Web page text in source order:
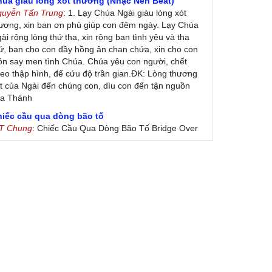
Tấn Trung: 1. Lạy Chúa Ngài giàu lòng xót
xin ban ơn phù giúp con đêm ngày. Lạy Chúa
rộng lòng thứ tha, xin rộng ban tình yêu và tha
ban cho con đầy hồng ân chan chứa, xin cho con
say men tình Chúa. Chúa yêu con người, chết
thập hình, để cứu độ trần gian.ĐK: Lòng thương
của Ngài đến chúng con, dìu con đến tận nguồn
Thánh
cầu qua dòng bão tố
Chung: Chiếc Cầu Qua Dòng Bão Tố Bridge Over
Water by Simon & Garfunkel (Released